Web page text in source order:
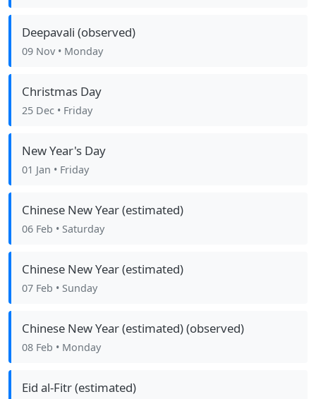
Deepavali (observed)
09 Nov • Monday
Christmas Day
25 Dec • Friday
New Year's Day
01 Jan • Friday
Chinese New Year (estimated)
06 Feb • Saturday
Chinese New Year (estimated)
07 Feb • Sunday
Chinese New Year (estimated) (observed)
08 Feb • Monday
Eid al-Fitr (estimated)